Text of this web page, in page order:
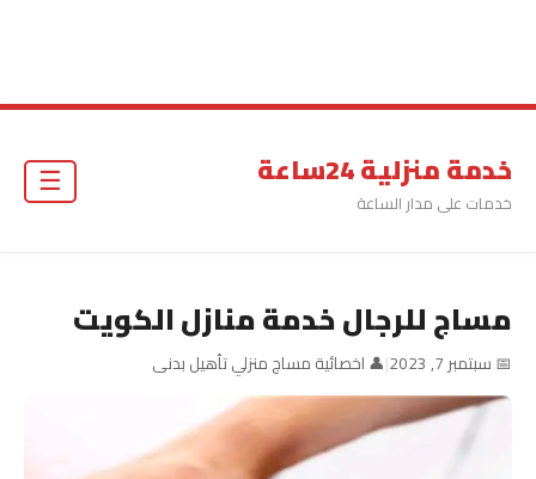
خدمة منزلية 24ساعة
خدمات على مدار الساعة
☰
مساج للرجال خدمة منازل الكويت
📅 سبتمبر 7, 2023 |👤 اخصائية مساج منزلي تأهيل بدنى